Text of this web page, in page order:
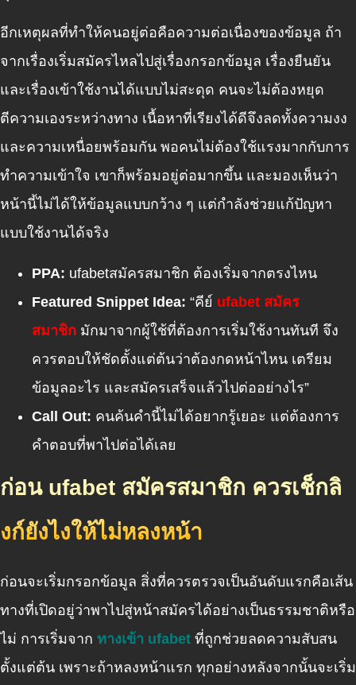
อีกเหตุผลที่ทำให้คนอยู่ต่อคือความต่อเนื่องของข้อมูล ถ้า
จากเรื่องเริ่มสมัครไหลไปสู่เรื่องกรอกข้อมูล เรื่องยืนยัน
และเรื่องเข้าใช้งานได้แบบไม่สะดุด คนจะไม่ต้องหยุด
ตีความเองระหว่างทาง เนื้อหาที่เรียงได้ดีจึงลดทั้งความงง
และความเหนื่อยพร้อมกัน พอคนไม่ต้องใช้แรงมากกับการ
ทำความเข้าใจ เขาก็พร้อมอยู่ต่อมากขึ้น และมองเห็นว่า
หน้านี้ไม่ได้ให้ข้อมูลแบบกว้าง ๆ แต่กำลังช่วยแก้ปัญหา
แบบใช้งานได้จริง
PPA: ufabetสมัครสมาชิก ต้องเริ่มจากตรงไหน
Featured Snippet Idea: “คีย์ ufabet สมัคร
สมาชิก มักมาจากผู้ใช้ที่ต้องการเริ่มใช้งานทันที จึง
ควรตอบให้ชัดตั้งแต่ต้นว่าต้องกดหน้าไหน เตรียม
ข้อมูลอะไร และสมัครเสร็จแล้วไปต่ออย่างไร”
Call Out: คนค้นคำนี้ไม่ได้อยากรู้เยอะ แต่ต้องการ
คำตอบที่พาไปต่อได้เลย
ก่อน ufabet สมัครสมาชิก ควรเช็กลิ
งก์ยังไงให้ไม่หลงหน้า
ก่อนจะเริ่มกรอกข้อมูล สิ่งที่ควรตรวจเป็นอันดับแรกคือเส้น
ทางที่เปิดอยู่ว่าพาไปสู่หน้าสมัครได้อย่างเป็นธรรมชาติหรือ
ไม่ การเริ่มจาก ทางเข้า ufabet ที่ถูกช่วยลดความสับสน
ตั้งแต่ต้น เพราะถ้าหลงหน้าแรก ทุกอย่างหลังจากนั้นจะเริ่ม